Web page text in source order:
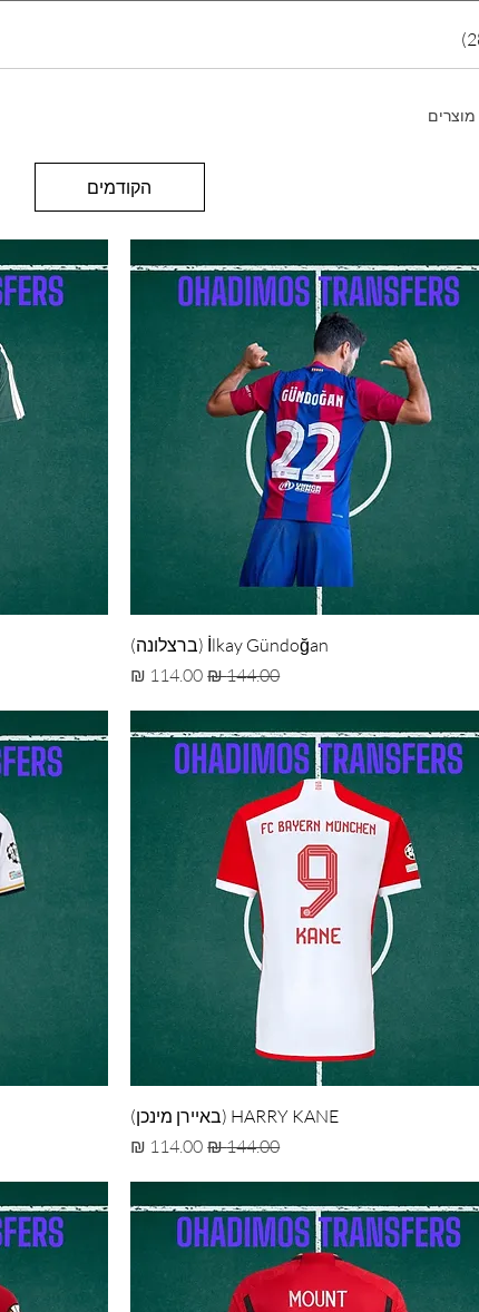
הקודמים
İlkay Gündoğan (ברצלונה)
מחיר רגיל‏144.00 ‏₪ מחיר מבצע
HARRY KANE (באיירן מינכן)
מחיר רגיל‏144.00 ‏₪ מחיר מבצע